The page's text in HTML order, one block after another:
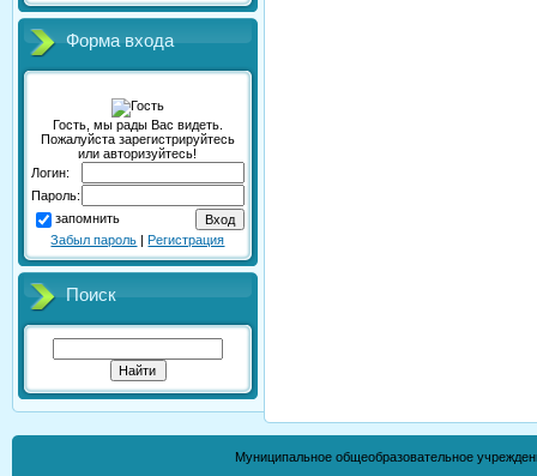
Форма входа
Гость, мы рады Вас видеть.
Пожалуйста зарегистрируйтесь
или авторизуйтесь!
Логин:
Пароль:
запомнить
Забыл пароль |Регистрация
Поиск
Муниципальное общеобразовательное